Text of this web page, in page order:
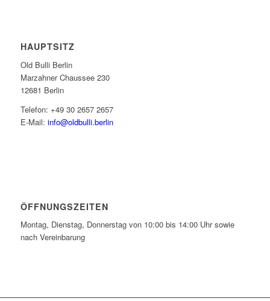
HAUPTSITZ
Old Bulli Berlin
Marzahner Chaussee 230
12681 Berlin
Telefon: +49 30 2657 2657
E-Mail: info@oldbulli.berlin
ÖFFNUNGSZEITEN
Montag, Dienstag, Donnerstag von 10:00 bis 14:00 Uhr sowie
nach Vereinbarung